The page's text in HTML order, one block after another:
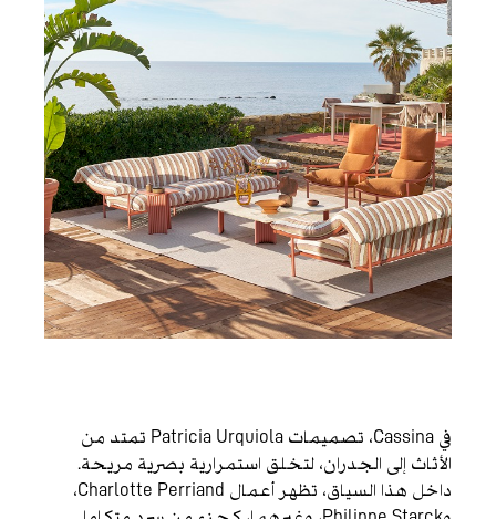
في Cassina، تصميمات Patricia Urquiola تمتد من
الأثاث إلى الجدران، لتخلق استمرارية بصرية مريحة.
داخل هذا السياق، تظهر أعمال Charlotte Perriand،